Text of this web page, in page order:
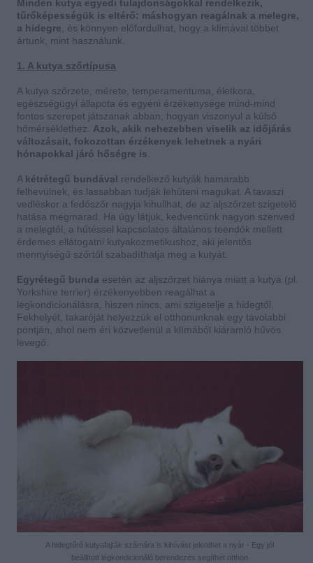
Minden kutya egyedi tulajdonságokkal rendelkezik,
tűrőképességük is eltérő: máshogyan reagálnak a melegre,
a hidegre , és könnyen előfordulhat, hogy a klímával többet
ártunk, mint használunk.
1. A kutya szőrtípusa
A kutya szőrzete, mérete, temperamentuma, életkora,
egészségügyi állapota és egyéni érzékenysége mind-mind
fontos szerepet játszanak abban, hogyan viszonyul a külső
hőmérséklethez. Azok, akik nehezebben viselik az időjárás
változásait, fokozottan érzékenyek lehetnek a nyári
hónapokkal járó hőségre is
A kétrétegű bundával rendelkező kutyák hamarabb
felhevülnek, és lassabban tudják lehűteni magukat. A tavaszi
vedléskor a fedőszőr nagyja kihullhat, de az aljszőrzet szigetelő
hatása megmarad. Ha úgy látjuk, kedvencünk nagyon szenved
a melegtől, a hűtéssel kapcsolatos általános teendők mellett
érdemes ellátogatni kutyakozmetikushoz, aki jelentős
mennyiségű szőrtől szabadíthatja meg a kutyát.
Egyrétegű bunda esetén az aljszőrzet hiánya miatt a kutya (pl.
Yorkshire terrier) érzékenyebben reagálhat a
légkondicionálásra, hiszen nincs, ami szigetelje a hidegtől.
Fekhelyét, takaróját helyezzük el otthonunknak egy távolabbi
pontján, ahol nem éri közvetlenül a klímából kiáramló hűvös
levegő.
A hidegtűrő kutyafajták számára is kihívást jelenthet a nyár - Egy jól
beállított légkondicionáló berendezés segíthet otthon